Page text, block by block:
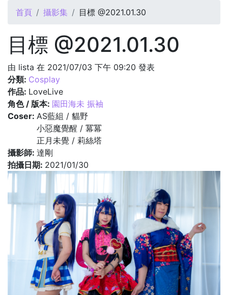
您在這裡
首頁 攝影集 目標 @2021.01.30
目標 @2021.01.30
由 lista 在 2021/07/03 下午 09:20 發表
分類: Cosplay
作品: LoveLive
角色 / 版本: 園田海未 振袖
Coser: AS藍組 / 貓野
小惡魔覺醒 / 冪冪
正月未覺 / 莉絲塔
攝影師: 達剛
拍攝日期: 2021/01/30